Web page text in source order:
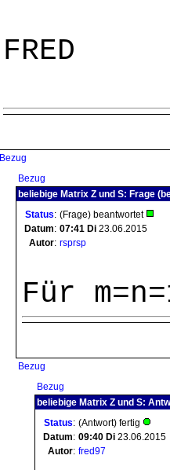
FRED
Bezug
Bezug
beliebige Matrix Z und S: Frage
Status: (Frage) beantwortet
Datum: 07:41 Di 23.06.2015
Autor: rsprsp
Für
Bezug
Bezug
beliebige Matrix Z und S:
Status: (Antwort) fertig
Datum: 09:40 Di 23.06.2015
Autor: fred97